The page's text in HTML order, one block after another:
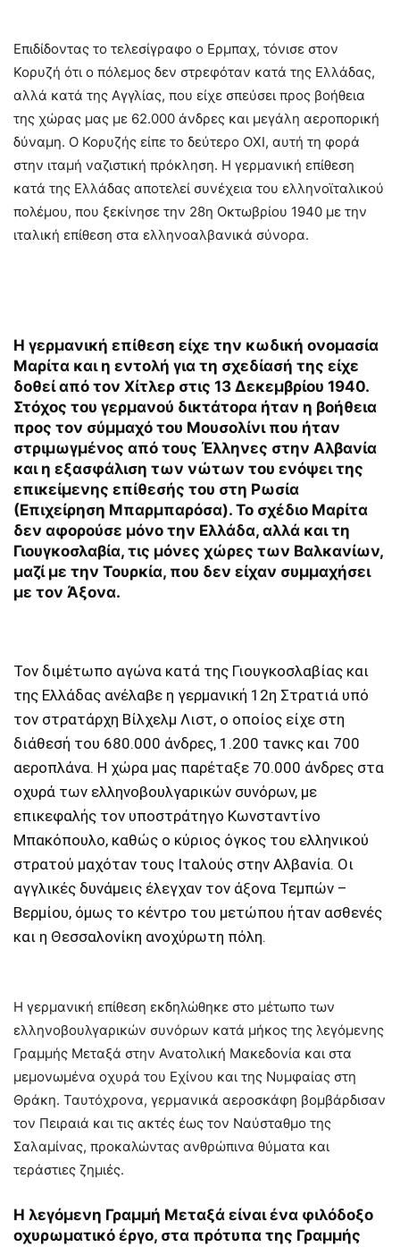
Επιδίδοντας το τελεσίγραφο ο Ερμπαχ, τόνισε στον
Κορυζή ότι ο πόλεμος δεν στρεφόταν κατά της Ελλάδας,
αλλά κατά της Αγγλίας, που είχε σπεύσει προς βοήθεια
της χώρας μας με 62.000 άνδρες και μεγάλη αεροπορική
δύναμη. Ο Κορυζής είπε το δεύτερο ΟΧΙ, αυτή τη φορά
στην ιταμή ναζιστική πρόκληση. Η γερμανική επίθεση
κατά της Ελλάδας αποτελεί συνέχεια του ελληνοϊταλικού
πολέμου, που ξεκίνησε την 28η Οκτωβρίου 1940 με την
ιταλική επίθεση στα ελληνοαλβανικά σύνορα.
Η γερμανική επίθεση είχε την κωδική ονομασία
Μαρίτα και η εντολή για τη σχεδίασή της είχε
δοθεί από τον Χίτλερ στις 13 Δεκεμβρίου 1940.
Στόχος του γερμανού δικτάτορα ήταν η βοήθεια
προς τον σύμμαχό του Μουσολίνι που ήταν
στριμωγμένος από τους Έλληνες στην Αλβανία
και η εξασφάλιση των νώτων του ενόψει της
επικείμενης επίθεσής του στη Ρωσία
(Επιχείρηση Μπαρμπαρόσα). Το σχέδιο Μαρίτα
δεν αφορούσε μόνο την Ελλάδα, αλλά και τη
Γιουγκοσλαβία, τις μόνες χώρες των Βαλκανίων,
μαζί με την Τουρκία, που δεν είχαν συμμαχήσει
με τον Άξονα.
Τον διμέτωπο αγώνα κατά της Γιουγκοσλαβίας και
της Ελλάδας ανέλαβε η γερμανική 12η Στρατιά υπό
τον στρατάρχη Βίλχελμ Λιστ, ο οποίος είχε στη
διάθεσή του 680.000 άνδρες, 1.200 τανκς και 700
αεροπλάνα. Η χώρα μας παρέταξε 70.000 άνδρες στα
οχυρά των ελληνοβουλγαρικών συνόρων, με
επικεφαλής τον υποστράτηγο Κωνσταντίνο
Μπακόπουλο, καθώς ο κύριος όγκος του ελληνικού
στρατού μαχόταν τους Ιταλούς στην Αλβανία. Οι
αγγλικές δυνάμεις έλεγχαν τον άξονα Τεμπών –
Βερμίου, όμως το κέντρο του μετώπου ήταν ασθενές
και η Θεσσαλονίκη ανοχύρωτη πόλη.
Η γερμανική επίθεση εκδηλώθηκε στο μέτωπο των
ελληνοβουλγαρικών συνόρων κατά μήκος της λεγόμενης
Γραμμής Μεταξά στην Ανατολική Μακεδονία και στα
μεμονωμένα οχυρά του Εχίνου και της Νυμφαίας στη
Θράκη. Ταυτόχρονα, γερμανικά αεροσκάφη βομβάρδισαν
τον Πειραιά και τις ακτές έως τον Ναύσταθμο της
Σαλαμίνας, προκαλώντας ανθρώπινα θύματα και
τεράστιες ζημιές.
Η λεγόμενη Γραμμή Μεταξά είναι ένα φιλόδοξο
οχυρωματικό έργο, στα πρότυπα της Γραμμής